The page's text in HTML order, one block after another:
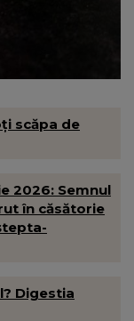
scăpa de
2026: Semnul
în căsătorie
Digestia